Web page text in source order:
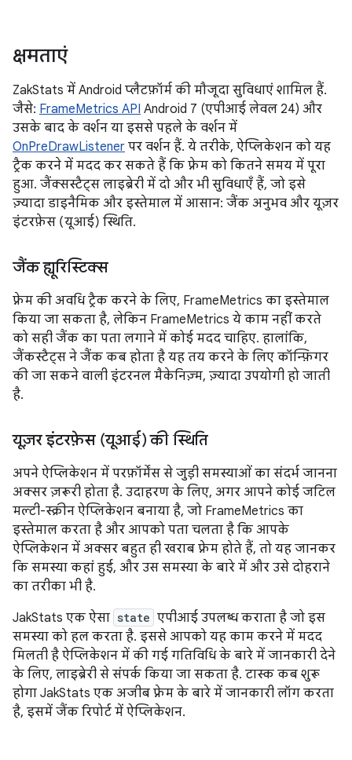
क्षमताएं
ZakStats में Android प्लैटफ़ॉर्म की मौजूदा सुविधाएं शामिल हैं.
जैसे: FrameMetrics API Android 7 (एपीआई लेवल 24) और
उसके बाद के वर्शन या इससे पहले के वर्शन में
OnPreDrawListener पर वर्शन हैं. ये तरीके, ऐप्लिकेशन को यह
ट्रैक करने में मदद कर सकते हैं कि फ़्रेम को कितने समय में पूरा
हुआ. जैंक्सस्टैट्स लाइब्रेरी में दो और भी सुविधाएँ हैं, जो इसे
ज़्यादा डाइनैमिक और इस्तेमाल में आसान: जैंक अनुभव और यूज़र
इंटरफ़ेस (यूआई) स्थिति.
जैंक ह्यूरिस्टिक्स
फ़्रेम की अवधि ट्रैक करने के लिए, FrameMetrics का इस्तेमाल
किया जा सकता है, लेकिन FrameMetrics ये काम नहीं करते
को सही जैंक का पता लगाने में कोई मदद चाहिए. हालांकि,
जैंकस्टैट्स ने जैंक कब होता है यह तय करने के लिए कॉन्फ़िगर
की जा सकने वाली इंटरनल मैकेनिज़्म, ज़्यादा उपयोगी हो जाती
है.
यूज़र इंटरफ़ेस (यूआई) की स्थिति
अपने ऐप्लिकेशन में परफ़ॉर्मेंस से जुड़ी समस्याओं का संदर्भ जानना
अक्सर ज़रूरी होता है. उदाहरण के लिए, अगर आपने कोई जटिल
मल्टी-स्क्रीन ऐप्लिकेशन बनाया है, जो FrameMetrics का
इस्तेमाल करता है और आपको पता चलता है कि आपके
ऐप्लिकेशन में अक्सर बहुत ही खराब फ़्रेम होते हैं, तो यह जानकर
कि समस्या कहां हुई, और उस समस्या के बारे में और उसे दोहराने
का तरीका भी है.
JakStats एक ऐसा state एपीआई उपलब्ध कराता है जो इस
समस्या को हल करता है. इससे आपको यह काम करने में मदद
मिलती है ऐप्लिकेशन में की गई गतिविधि के बारे में जानकारी देने
के लिए, लाइब्रेरी से संपर्क किया जा सकता है. टास्क कब शुरू
होगा JakStats एक अजीब फ़्रेम के बारे में जानकारी लॉग करता
है, इसमें जैंक रिपोर्ट में ऐप्लिकेशन.